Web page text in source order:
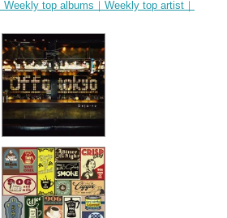
Weekly top albums｜ Weekly top artist｜
シンデレラ
Offo tokyo